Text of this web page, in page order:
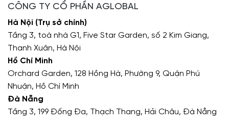
CÔNG TY CỔ PHẦN AGLOBAL
Hà Nội (Trụ sở chính)
Tầng 3, toà nhà G1, Five Star Garden, số 2 Kim Giang,
Thanh Xuân, Hà Nội
Hồ Chí Minh
Orchard Garden, 128 Hồng Hà, Phường 9, Quận Phú
Nhuận, Hồ Chí Minh
Đà Nẵng
Tầng 3, 199 Đống Đa, Thạch Thang, Hải Châu, Đà Nẵng